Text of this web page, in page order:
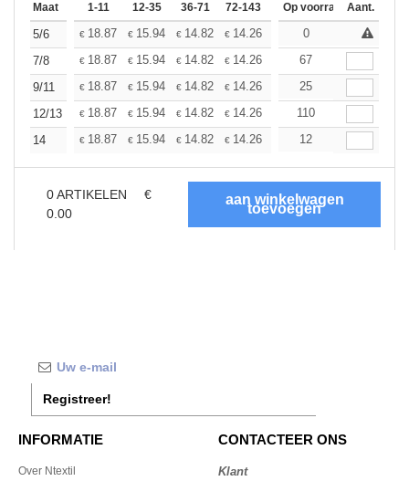
Maat 1-11 12-35 36-71 72-143 144-287 288 + Meer
Op voorraadAant.
5/6 € 18.87 € 15.94 € 14.82 € 14.26 13.48
0
7/8
€ 18.87 € 15.94 € 14.82 € 14.26 13.48
67
9/11
€ 18.87 € 15.94 € 14.82 € 14.26 13.48
25
12/13
€ 18.87 € 15.94 € 14.82 € 14.26 13.48
110
14
€ 18.87 € 15.94 € 14.82 € 14.26 13.48
12
0ARTIKELEN
€
0.00
Registreer!
INFORMATIE
Over Ntextil
CONTACTEER ONS
Klant